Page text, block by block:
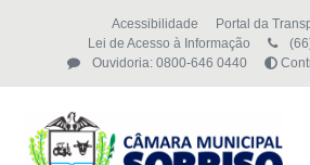
Acessibilidade
Portal da
Lei de Acesso à Informação
Ouvidoria: 0800-646 0440